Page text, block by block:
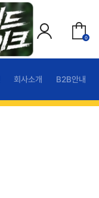
0
회사소개 B2B안내